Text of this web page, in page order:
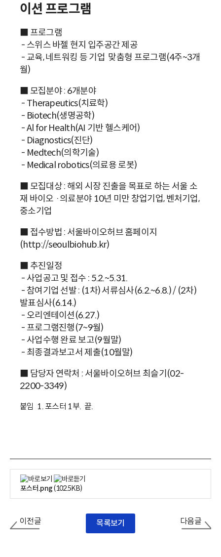
이션 프로그램
■ 프로그램
- 스위스 바젤 현지 입주공간 제공
- 교육, 네트워킹 등 기업 맞춤형 프로그램(4주~3개
월)
■ 모집분야 : 6개분야
- Therapeutics(치료학)
- Biotech(생명공학)
- Al for Health(AI 기반 헬스케어)
- Diagnostics(진단)
- Medtech(의학기술)
- Medical robotics(의료용 로봇)
■ 모집대상 : 해외 시장 진출을 목표로 하는 서울 소
재 바이오 ·의료분야 10년 미만 창업기업, 벤처기업,
중소기업
■ 접수방법 : 서울바이오허브 홈페이지
(http://seoulbiohub.kr)
■ 추진일정
- 사업공고 및 접수 : 5.2.~5.31.
- 참여기업 선발 : (1차) 서류심사(6.2.~6.8.) / (2차)
발표심사(6.14.)
- 오리엔테이션(6.27.)
- 프로그램진행(7~9월)
- 사업수행 완료 보고(9월말)
- 최종결과보고서 제출(10월말)
■ 담당자 연락처 : 서울바이오허브 최슬기(02-
2200-3349)
붙임 1. 포스터 1부. 끝.
포스터.png(102.5KB)
이전글 목록보기 다음글